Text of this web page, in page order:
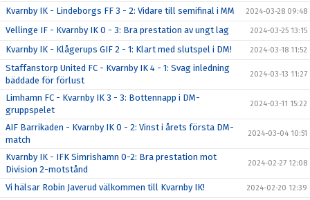
Kvarnby IK - Lindeborgs FF 3 - 2: Vidare till semifinal i MM 2024-03-28 09:48
Vellinge IF - Kvarnby IK 0 - 3: Bra prestation av ungt lag 2024-03-25 13:15
Kvarnby IK - Klågerups GIF 2 - 1: Klart med slutspel i DM! 2024-03-18 11:52
Staffanstorp United FC - Kvarnby IK 4 - 1: Svag inledning
bäddade för förlust
2024-03-13 11:27
Limhamn FC - Kvarnby IK 3 - 3: Bottennapp i DM-
gruppspelet
2024-03-11 15:22
AIF Barrikaden - Kvarnby IK 0 - 2: Vinst i årets första DM-
match
2024-03-04 10:51
Kvarnby IK - IFK Simrishamn 0-2: Bra prestation mot
Division 2-motstånd
2024-02-27 12:08
Vi hälsar Robin Javerud välkommen till Kvarnby IK! 2024-02-20 12:39